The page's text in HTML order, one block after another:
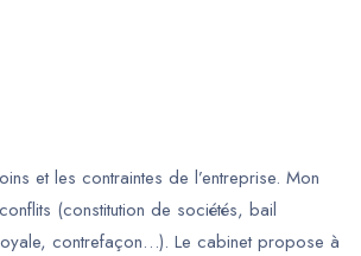
et les contraintes de l’entreprise. Mon
(constitution de sociétés, bail
contrefaçon…). Le cabinet propose à